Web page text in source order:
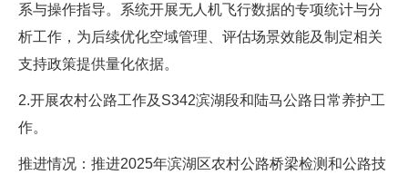
系与操作指导。系统开展无人机飞行数据的专项统计与分
析工作，为后续优化空域管理、评估场景效能及制定相关
支持政策提供量化依据。
2.开展农村公路工作及S342滨湖段和陆马公路日常养护工
作。
推进情况：推进2025年滨湖区农村公路桥梁检测和公路技